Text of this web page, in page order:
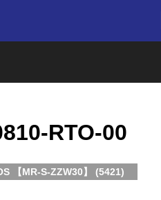
RTO-00
【MR-S-ZZW30】 (5421)